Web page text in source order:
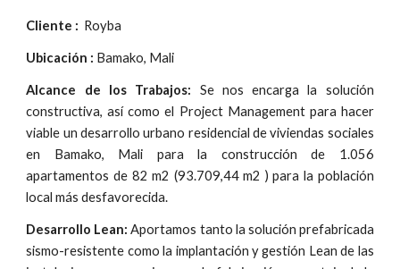
Cliente :
  Royba
Ubicación : Bamako, Mali
Alcance de los Trabajos: Se nos encarga la solución
constructiva, así como el Project Management para hacer
viable un desarrollo urbano residencial de viviendas sociales
en Bamako, Mali para la construcción de 1.056
apartamentos de 82 m2 (93.709,44 m2 ) para la población
local más desfavorecida.
Desarrollo Lean:Aportamos tanto la solución prefabricada
sismo-resistente como la implantación y gestión Lean de las